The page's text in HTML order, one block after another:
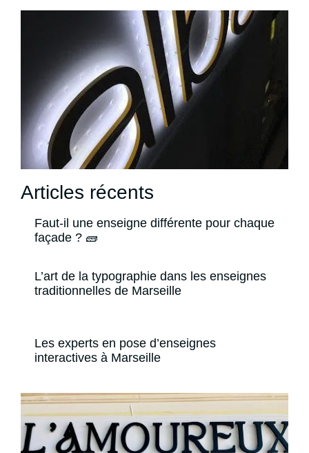
Articles récents
Faut-il une enseigne différente pour chaque
façade ? 🧱
L’art de la typographie dans les enseignes
traditionnelles de Marseille
Les experts en pose d’enseignes
interactives à Marseille